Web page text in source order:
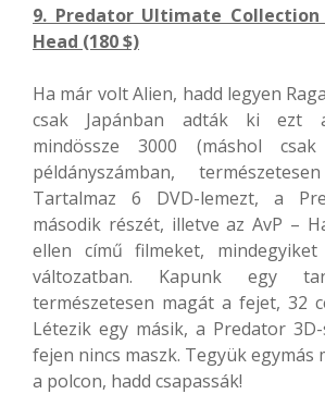
9. Predator Ultimate
Head (180 $)
Ha már volt Alien, hadd legyen
csak Japánban adták ki ezt
mindössze 3000 (máshol
példányszámban,
Tartalmaz 6 DVD-lemezt, a
második részét, illetve az AvP –
ellen című filmeket, mindegyiket
változatban. Kapunk egy
természetesen magát a fejet, 32
Létezik egy másik, a Predator
fejen nincs maszk. Tegyük egymás
a polcon, hadd csapassák!